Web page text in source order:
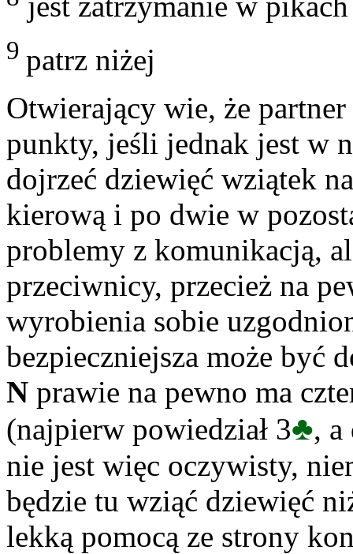
9 patrz niżej
Otwierający wie, że
punkty, jeśli jednak jest w
dojrzeć dziewięć wziątek
kierową i po dwie w
problemy z komunikacją,
przeciwnicy, przecież na
wyrobienia sobie
bezpieczniejsza może być
N prawie na pewno ma
(najpierw powiedział 3♣,
nie jest więc oczywisty,
będzie tu wziąć dziewięć
lekką pomocą ze strony